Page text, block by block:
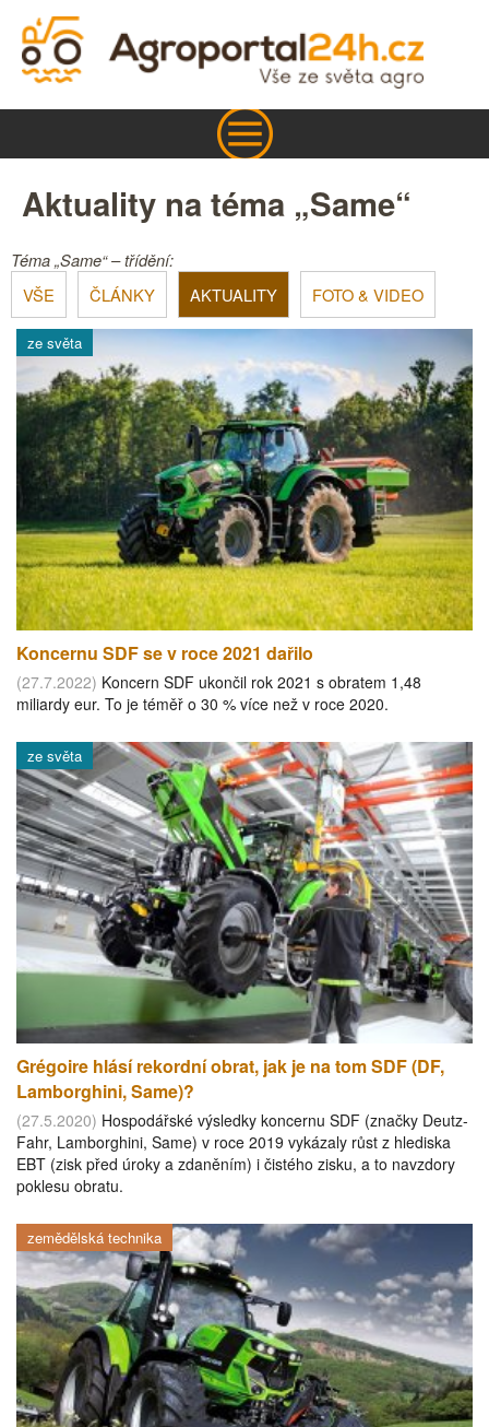
Aktuality na téma „Same“
Téma „Same“ – třídění:
VŠE
ČLÁNKY AKTUALITY FOTO & VIDEO
ze světa
Koncernu SDF se v roce 2021 dařilo
(27.7.2022) Koncern SDF ukončil rok 2021 s obratem 1,48
miliardy eur. To je téměř o 30 % více než v roce 2020.
ze světa
Grégoire hlásí rekordní obrat, jak je na tom SDF (DF,
Lamborghini, Same)?
(27.5.2020) Hospodářské výsledky koncernu SDF (značky Deutz-
Fahr, Lamborghini, Same) v roce 2019 vykázaly růst z hlediska
EBT (zisk před úroky a zdaněním) i čistého zisku, a to navzdory
poklesu obratu.
zemědělská technika